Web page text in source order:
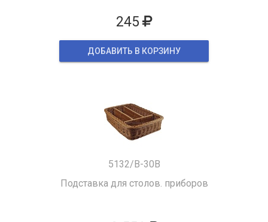
245
ДОБАВИТЬ В КОРЗИНУ
5132/B-30B
Подставка для столов. приборов